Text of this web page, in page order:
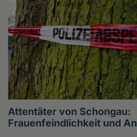
Attentäter von Schongau:
Frauenfeindlichkeit und